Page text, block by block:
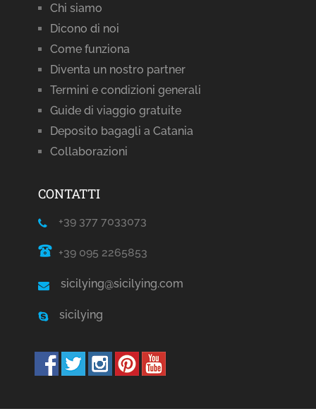
Chi siamo
Dicono di noi
Come funziona
Diventa un nostro partner
Termini e condizioni generali
Guide di viaggio gratuite
Deposito bagagli a Catania
Collaborazioni
CONTATTI
+39 377 7033073
+39 095 2265853
sicilying@sicilying.com
sicilying